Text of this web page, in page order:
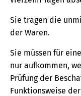
Sie tragen die
der Waren.
Sie müssen für
nur aufkommen,
Prüfung der
Funktionsweise